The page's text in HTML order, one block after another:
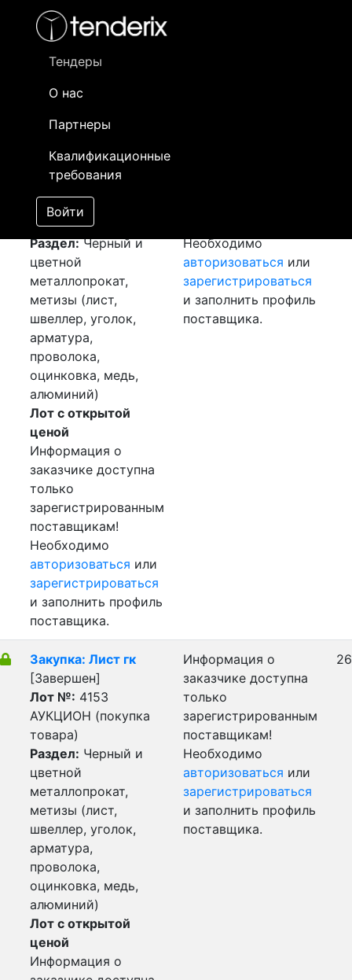
Тендеры
О нас
Партнеры
Квалификационные
требования
Войти
- активный лот
- сохраненный лот (не опубликован)
Закупка: Рулон хк
[Завершен]
Лот №:
АУКЦИОН (покупка
товара)
Раздел:Черный и
цветной
металлопрокат,
метизы (лист,
швеллер, уголок,
арматура,
проволока,
оцинковка, медь,
алюминий)
Лот с открытой
ценой
Информация о
заказчике доступна
только
зарегистрированным
поставщикам!
Необходимо
авторизоваться или
зарегистрироваться
и заполнить профиль
поставщика.
Необходимо
авторизоваться или
зарегистрироваться
и заполнить профиль
поставщика.
Закупка: Лист гк
[Завершен]
Лот №: 4153
АУКЦИОН (покупка
товара)
Раздел: Черный и
цветной
металлопрокат,
метизы (лист,
швеллер, уголок,
арматура,
проволока,
оцинковка, медь,
алюминий)
Лот с открытой
ценой
Информация о
Информация о
заказчике доступна
только
зарегистрированным
поставщикам!
Необходимо
авторизоваться или
зарегистрироваться
и заполнить профиль
поставщика.